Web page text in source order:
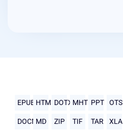
EPUB HTMLDOTX MHTMLPPT OTS
DOCMMD ZIP TIF TAR XLA